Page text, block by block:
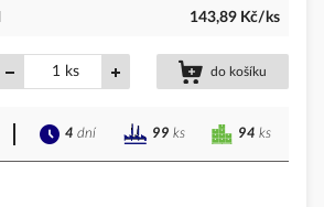
143,89 Kč/ks
ks do košíku
94 ks
4 dní 99 ks